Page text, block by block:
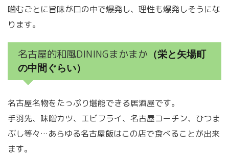
噛むごとに旨味が口の中で爆発し、理性も爆発しそうにな
ります。
名古屋的和風DININGまかまか （栄と矢場町
の中間ぐらい）
名古屋名物をたっぷり堪能できる居酒屋です。
手羽先、味噌カツ、エビフライ、名古屋コーチン、ひつま
ぶし等々…あらゆる名古屋飯はこの店で食べることが出来
ます。